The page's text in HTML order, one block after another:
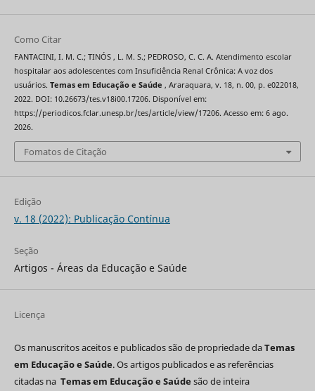
Como Citar
FANTACINI, I. M. C.; TINÓS , L. M. S.; PEDROSO, C. C. A. Atendimento escolar
hospitalar aos adolescentes com Insuficiência Renal Crônica: A voz dos
usuários. Temas em Educação e Saúde , Araraquara, v. 18, n. 00, p. e022018,
2022. DOI: 10.26673/tes.v18i00.17206. Disponível em:
https://periodicos.fclar.unesp.br/tes/article/view/17206. Acesso em: 6 ago.
2026.
Fomatos de Citação
Edição
v. 18 (2022): Publicação Contínua
Seção
Artigos - Áreas da Educação e Saúde
Licença
Os manuscritos aceitos e publicados são de propriedade daTemas
em Educação e Saúde. Os artigos publicados e as referências
citadas na Temas em Educação e Saúde são de inteira